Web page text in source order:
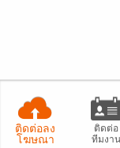
ติดต่อลง
โฆษณา
ติดต่อ
ทีมงาน